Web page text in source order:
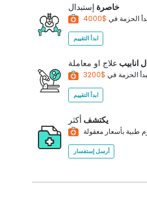
خاصرة إستبدال
الحزمة في
ابدأ التقييم
انابيب علاج او معاملة
الحزمة في
ابدأ التقييم
يكتشف أكثر
طبية بأسعار معقولة
أرسل إستفسار